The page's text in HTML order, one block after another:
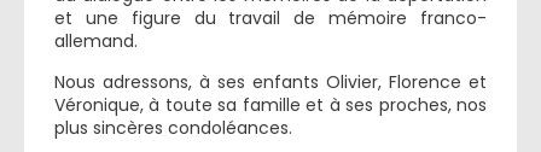
et une figure du travail de mémoire franco-
allemand.
Nous adressons, à ses enfants Olivier, Florence et
Véronique, à toute sa famille et à ses proches, nos
plus sincères condoléances.